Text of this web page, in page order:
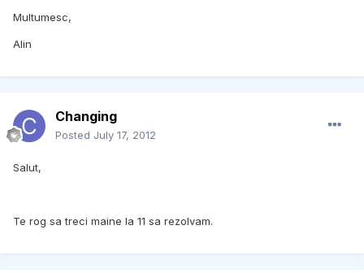
Multumesc,
Alin
Changing
Posted July 17, 2012
Salut,
Te rog sa treci maine la 11 sa rezolvam.